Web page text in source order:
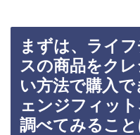
まずは、ライ
スの商品をク
い方法で購入
ェンジフィッ
調べてみるこ